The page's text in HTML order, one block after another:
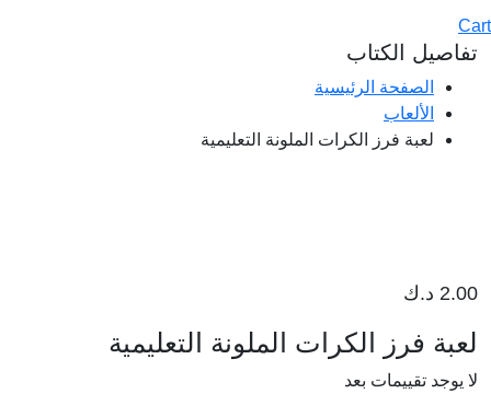
Cart
تفاصيل الكتاب
الصفحة الرئيسية
الألعاب
2.00 د.ك
لا يوجد تقييمات بعد